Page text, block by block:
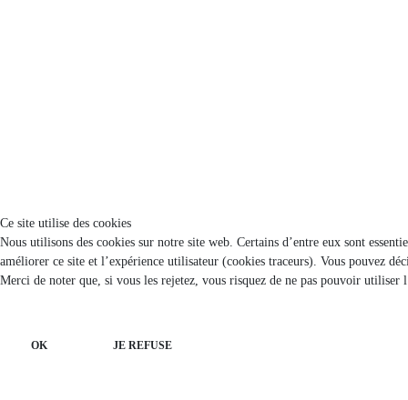
Ce site utilise des cookies
Nous utilisons des cookies sur notre site web. Certains d’entre eux sont
améliorer ce site et l’expérience utilisateur (cookies traceurs). Vous pouvez
Merci de noter que, si vous les rejetez, vous risquez de ne pas pouvoir utiliser
OK JE REFUSE